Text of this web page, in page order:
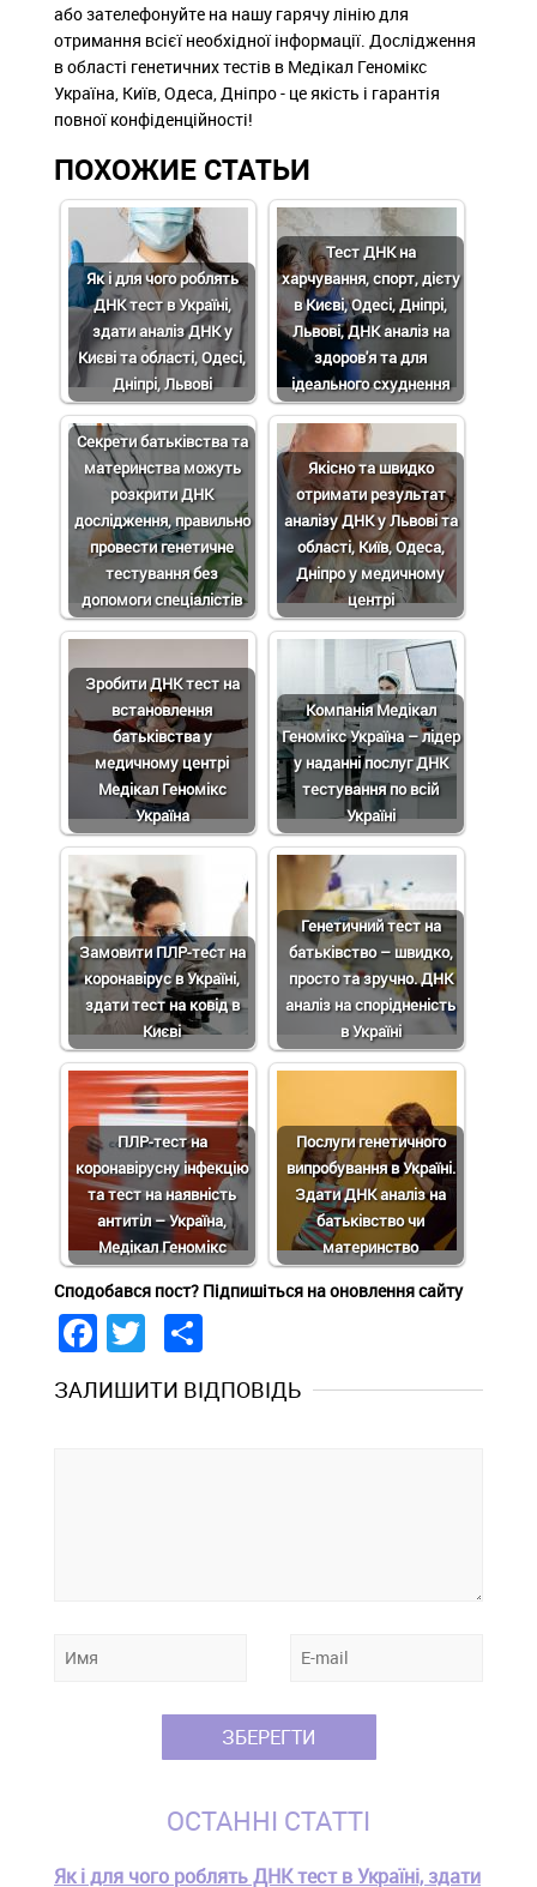
або зателефонуйте на нашу гарячу лінію для
отримання всієї необхідної інформації. Дослідження
в області генетичних тестів в Медікал Геномікс
Україна, Київ, Одеса, Дніпро - це якість і гарантія
повної конфіденційності!
ПОХОЖИЕ СТАТЬИ
Як і для чого роблять
ДНК тест в Україні,
здати аналіз ДНК у
Києві та області, Одесі,
Дніпрі, Львові
Тест ДНК на
харчування, спорт, дієту
в Києві, Одесі, Дніпрі,
Львові, ДНК аналіз на
здоров'я та для
ідеального схуднення
Секрети батьківства та
материнства можуть
розкрити ДНК
дослідження, правильно
провести генетичне
тестування без
допомоги спеціалістів
Якісно та швидко
отримати результат
аналізу ДНК у Львові та
області, Київ, Одеса,
Дніпро у медичному
центрі
Зробити ДНК тест на
встановлення
батьківства у
медичному центрі
Медікал Геномікс
Україна
Компанія Медікал
Геномікс Україна – лідер
у наданні послуг ДНК
тестування по всій
Україні
Замовити ПЛР-тест на
коронавірус в Україні,
здати тест на ковід в
Києві
Генетичний тест на
батьківство – швидко,
просто та зручно. ДНК
аналіз на спорідненість
в Україні
ПЛР-тест на
коронавірусну інфекцію
та тест на наявність
антитіл – Україна,
Медікал Геномікс
Послуги генетичного
випробування в Україні.
Здати ДНК аналіз на
батьківство чи
материнство
Сподобався пост? Підпишіться на оновлення сайту
Facebook
Twitter
ЗАЛИШИТИ ВІДПОВІДЬ
ОСТАННІ СТАТТІ
Як і для чого роблять ДНК тест в Україні, здати